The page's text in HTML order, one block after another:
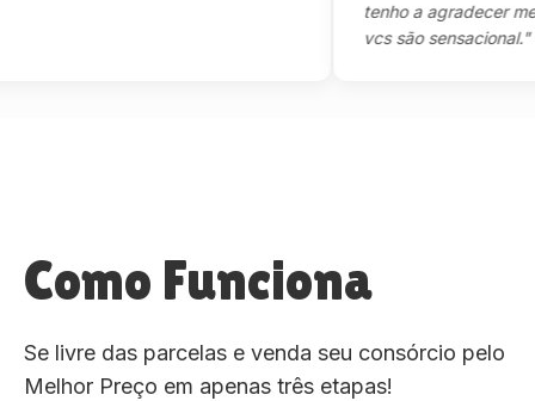
tenho a agradecer
vcs são sensacional."
Como Funciona
Se livre das parcelas e venda seu consórcio pelo
Melhor Preço em apenas três etapas!